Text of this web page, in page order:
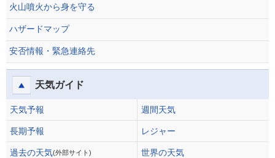
火山噴火から身を守る
ハザードマップ
安否情報・緊急連絡先
天気ガイド
天気予報 週間天気
長期予報 レジャー
過去の天気(外部サイト)
世界の天気